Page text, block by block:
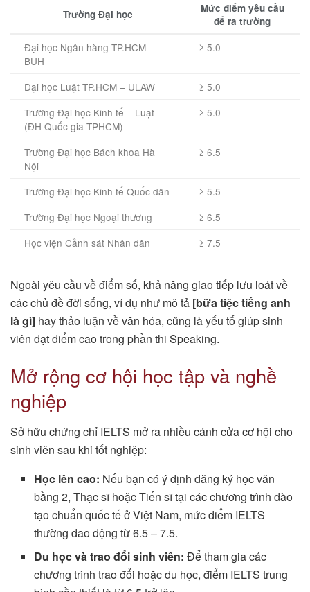
Trường Đại học
Mức điểm yêu cầu
để ra trường
Đại học Ngân hàng TP.HCM –
BUH
≥ 5.0
Đại học Luật TP.HCM – ULAW
≥ 5.0
Trường Đại học Kinh tế – Luật
(ĐH Quốc gia TPHCM)
≥ 5.0
Trường Đại học Bách khoa Hà
Nội
≥ 6.5
Trường Đại học Kinh tế Quốc dân
≥ 5.5
Trường Đại học Ngoại thương
≥ 6.5
Học viện Cảnh sát Nhân dân
≥ 7.5
Ngoài yêu cầu về điểm số, khả năng giao tiếp lưu loát về
các chủ đề đời sống, ví dụ như mô tả [bữa tiệc tiếng anh
là gì] hay thảo luận về văn hóa, cũng là yếu tố giúp sinh
viên đạt điểm cao trong phần thi Speaking.
Mở rộng cơ hội học tập và nghề
nghiệp
Sở hữu chứng chỉ IELTS mở ra nhiều cánh cửa cơ hội cho
sinh viên sau khi tốt nghiệp:
Học lên cao: Nếu bạn có ý định đăng ký học văn
bằng 2, Thạc sĩ hoặc Tiến sĩ tại các chương trình đào
tạo chuẩn quốc tế ở Việt Nam, mức điểm IELTS
thường dao động từ 6.5 – 7.5.
Du học và trao đổi sinh viên: Để tham gia các
chương trình trao đổi hoặc du học, điểm IELTS trung